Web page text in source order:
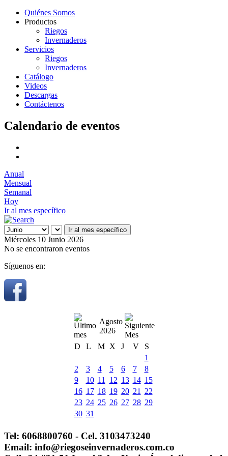
Quiénes Somos
Productos
Riegos
Invernaderos
Servicios
Riegos
Invernaderos
Catálogo
Videos
Descargas
Contáctenos
Calendario de eventos
Anual
Mensual
Semanal
Hoy
Ir al mes específico
Ir al mes específico
Miércoles 10 Junio 2026
No se encontraron eventos
Síguenos en:
Agosto
2026
D
L M X J V
S
1
2
3 4 5 6 7
8
9
10 11 12 13 14 15
16 17 18 19 20 21
22
23 24 25 26 27 28 29
30 31
Tel: 6068800760 - Cel. 3103473240
Email: info@riegoseinvernaderos.com.co